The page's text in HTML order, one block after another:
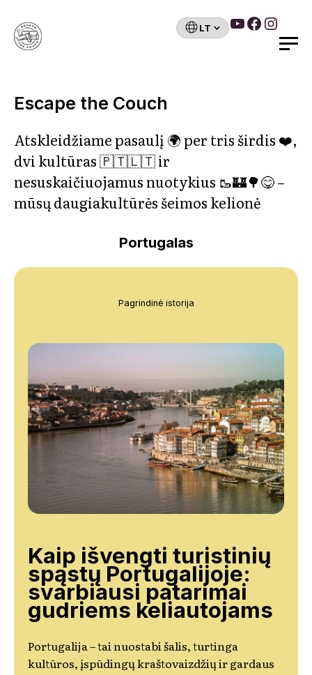
content
Search
Pasirinkite
kalbą
YouTube
Escape the Couch
Atskleidžiame pasaulį 🌍 per tris širdis ❤️️,
dvi kultūras 🇵🇹🇱🇹 ir
nesuskaičiuojamus nuotykius 🥾🏰🌳😋 –
mūsų daugiakultūrės šeimos kelionė
Portugalas
Pagrindinė istorija
Kaip išvengti turistinių
spąstų Portugalijoje:
svarbiausi patarimai
gudriems keliautojams
Portugalija – tai nuostabi šalis, turtinga
kultūros, įspūdingų kraštovaizdžių ir gardaus